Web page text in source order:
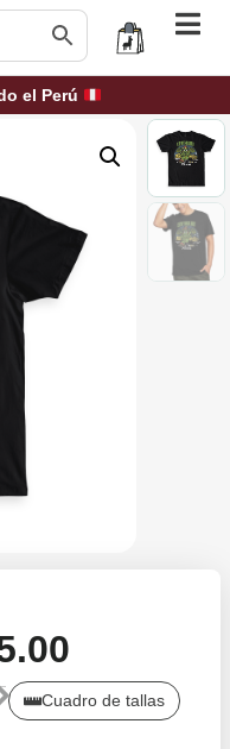
el Perú
Cuadro de tallas